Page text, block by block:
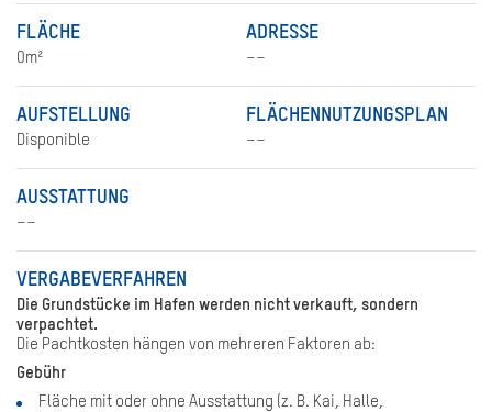
FLÄCHE
0m²
ADRESSE
––
AUFSTELLUNG
Disponible
FLÄCHENNUTZUNGSPLAN
––
AUSSTATTUNG
––
VERGABEVERFAHREN
Die Grundstücke im Hafen werden nicht verkauft, sondern
verpachtet.
Die Pachtkosten hängen von mehreren Faktoren ab:
Gebühr
Fläche mit oder ohne Ausstattung (z. B. Kai, Halle,